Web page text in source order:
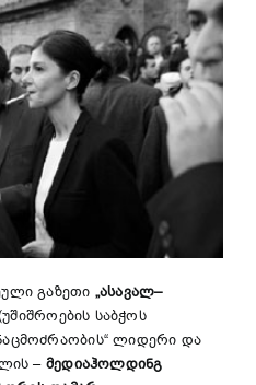
გაზეთი „ასავალ–
საბჭოს
ლიდერი და
– მედიაჰოლდინგ